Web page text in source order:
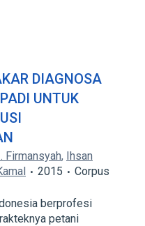
DIAGNOSA
UNTUK
Firmansyah, Ihsan
2015
Corpus
berprofesi
petani